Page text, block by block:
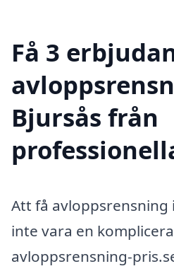
Få 3
Bjursås från
Att få avloppsrensning
inte vara en
avloppsrensning-